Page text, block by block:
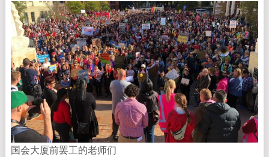
国会大厦前罢工的老师们